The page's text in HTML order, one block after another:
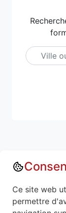
Annuaire :
Meurthe-
Ce site web
permettre